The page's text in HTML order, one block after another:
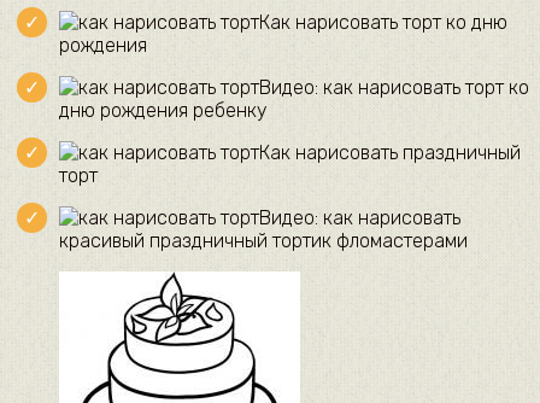
Как нарисовать торт ко дню
рождения
Видео: как нарисовать торт ко
дню рождения ребенку
Как нарисовать праздничный
торт
Видео: как нарисовать
красивый праздничный тортик фломастерами